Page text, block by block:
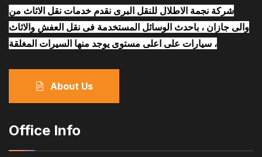
شركة نجمة الاطلال للنقل البرى نقدم خدمات نقل الاثاث من
والى جازان ، باحدث الوسائل المستخدمة فى نقل العفش والاثاث
، سيارات على اعلى مستوى يوجد منها السيرات المغلقة
About Us
Office Info